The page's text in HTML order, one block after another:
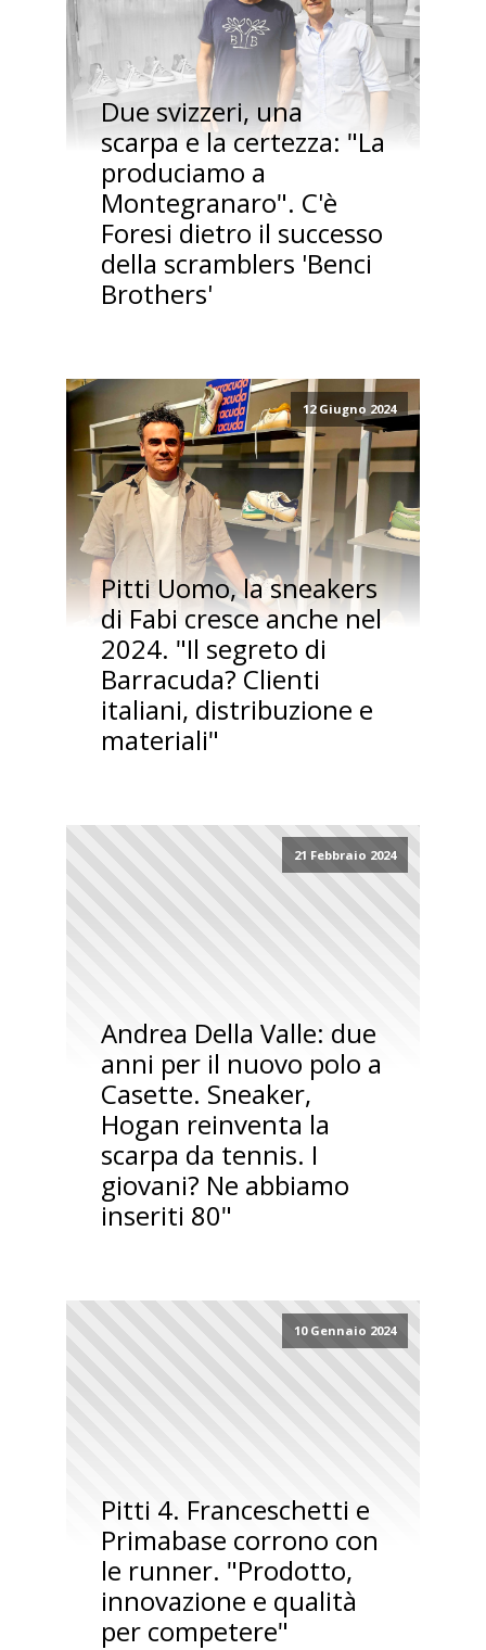
Due svizzeri, una
scarpa e la certezza: "La
produciamo a
Montegranaro". C'è
Foresi dietro il successo
della scramblers 'Benci
Brothers'
12 Giugno 2024
Pitti Uomo, la sneakers
di Fabi cresce anche nel
2024. "Il segreto di
Barracuda? Clienti
italiani, distribuzione e
materiali"
21 Febbraio 2024
Andrea Della Valle: due
anni per il nuovo polo a
Casette. Sneaker,
Hogan reinventa la
scarpa da tennis. I
giovani? Ne abbiamo
inseriti 80"
10 Gennaio 2024
Pitti 4. Franceschetti e
Primabase corrono con
le runner. "Prodotto,
innovazione e qualità
per competere"